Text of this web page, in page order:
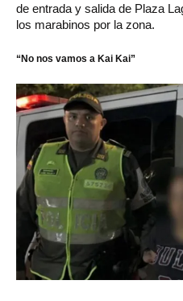
de entrada y salida de Plaza
los marabinos por la zona.
“No nos vamos a Kai Kai”